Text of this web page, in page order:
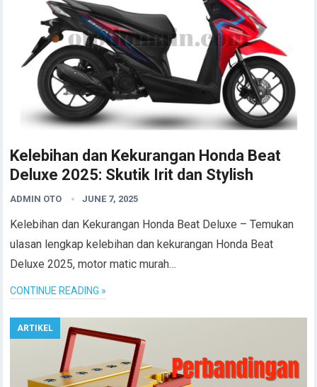
Kelebihan dan Kekurangan Honda Beat
Deluxe 2025: Skutik Irit dan Stylish
ADMIN OTO JUNE 7, 2025
Kelebihan dan Kekurangan Honda Beat Deluxe – Temukan
ulasan lengkap kelebihan dan kekurangan Honda Beat
Deluxe 2025, motor matic murah…
CONTINUE READING »
ARTIKEL